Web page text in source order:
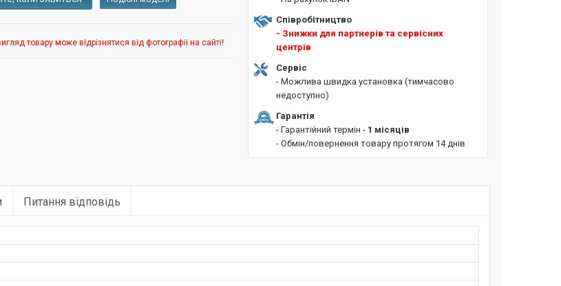
товару може відрізнятися від фотографії на сайті!
Співробітництво
- Знижки для партнерів та сервісних
центрів
Сервіс
- Можлива швидка установка (тимчасово
недоступно)
Гарантія
- Гарантійний термін - 1 місяців
- Обмін/повернення товару протягом 14 днів
Питання відповідь